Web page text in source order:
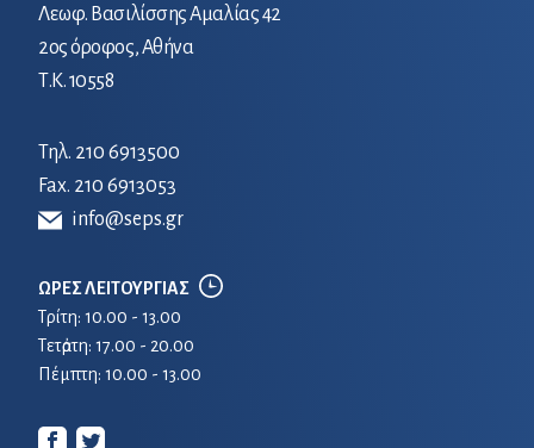
Λεωφ. Βασιλίσσης Αμαλίας 42
2ος όροφος, Αθήνα
Τ.Κ. 10558
Τηλ. 210 6913500
Fax. 210 6913053
info@seps.gr
ΩΡΕΣ ΛΕΙΤΟΥΡΓΙΑΣ
Τρίτη: 10.00 - 13.00
Τετἀρτη: 17.00 - 20.00
Πέμπτη: 10.00 - 13.00